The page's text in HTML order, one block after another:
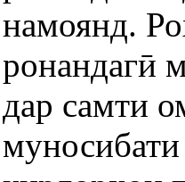
намоянд.
ронандагӣ
дар самти